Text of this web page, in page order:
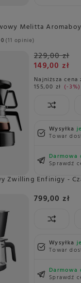
Melitta
11 opinie
229,00 zł
149,00 zł
Najniższa
155,00 zł -3%
Wysyłka
Towar
Darmowa
Sprawdź
Zwilling Enfinigy -
799,00 zł
Wysyłka
Towar
Darmowa
Sprawdź